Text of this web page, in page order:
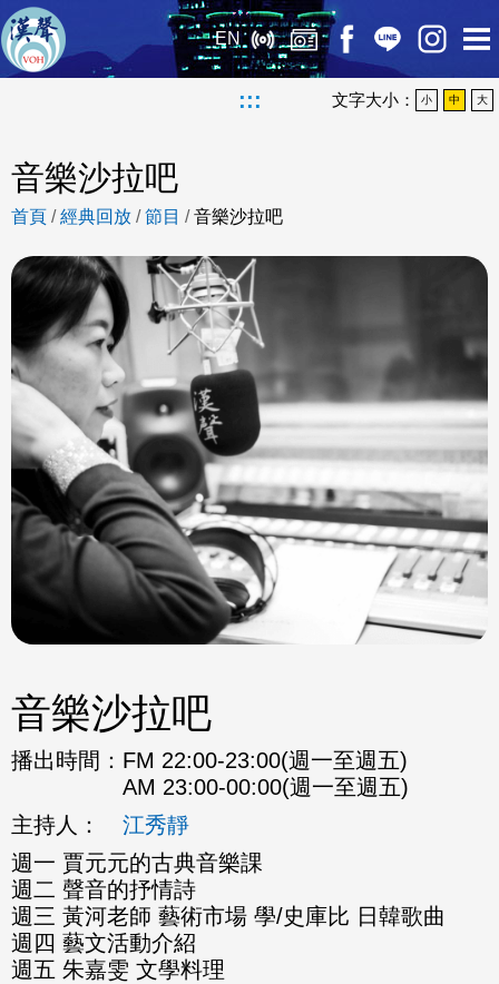
EN
::: 文字大小： 小 中 大
音樂沙拉吧
首頁 /經典回放 /節目 /音樂沙拉吧
音樂沙拉吧
播出時間： FM 22:00-23:00(週一至週五)
AM 23:00-00:00(週一至週五)
主持人：
江秀靜
週一 賈元元的古典音樂課
週二 聲音的抒情詩
週三 黃河老師 藝術市場 學/史庫比 日韓歌曲
週四 藝文活動介紹
週五 朱嘉雯 文學料理